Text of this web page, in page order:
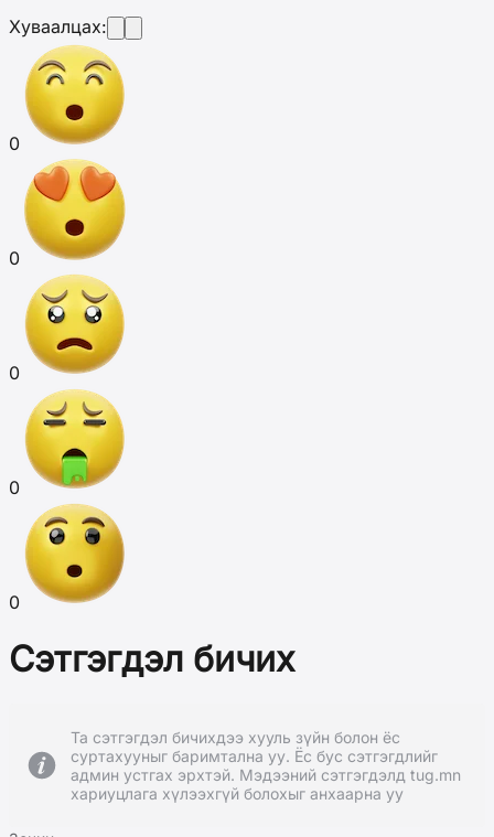
Хуваалцах:
0
0
0
0
0
Сэтгэгдэл бичих
Та сэтгэгдэл бичихдээ хууль зүйн болон ёс
суртахууныг баримтална уу. Ёс бус сэтгэгдлийг
админ устгах эрхтэй. Мэдээний сэтгэгдэлд tug.mn
хариуцлага хүлээхгүй болохыг анхаарна уу